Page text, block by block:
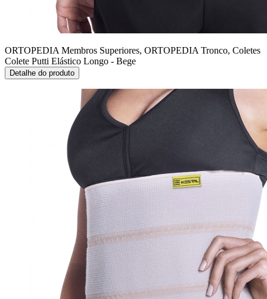
ORTOPEDIA Membros Superiores, ORTOPEDIA Tronco, Coletes
Colete Putti Elástico Longo - Bege
Detalhe do produto